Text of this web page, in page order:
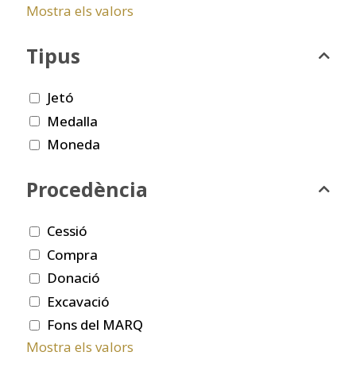
Mostra els valors
Tipus
Jetó
Medalla
Moneda
Procedència
Cessió
Compra
Donació
Excavació
Fons del MARQ
Mostra els valors